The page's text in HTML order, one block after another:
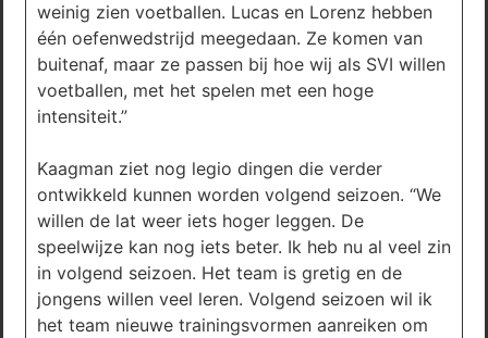
weinig zien voetballen. Lucas en Lorenz hebben
één oefenwedstrijd meegedaan. Ze komen van
buitenaf, maar ze passen bij hoe wij als SVI willen
voetballen, met het spelen met een hoge
intensiteit.”
Kaagman ziet nog legio dingen die verder
ontwikkeld kunnen worden volgend seizoen. “We
willen de lat weer iets hoger leggen. De
speelwijze kan nog iets beter. Ik heb nu al veel zin
in volgend seizoen. Het team is gretig en de
jongens willen veel leren. Volgend seizoen wil ik
het team nieuwe trainingsvormen aanreiken om